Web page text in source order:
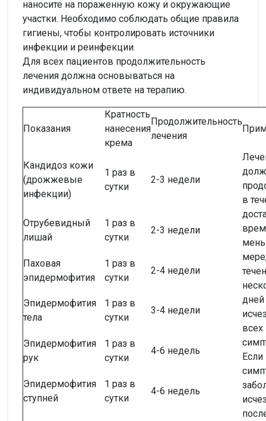
наносите на пораженную кожу и окружающие
участки. Необходимо соблюдать общие правила
гигиены, чтобы контролировать источники
инфекции и реинфекции.
Для всех пациентов продолжительность
лечения должна основываться на
индивидуальном ответе на терапию.
Показания
Кратность
нанесения
крема
Продолжительность
лечения
Кандидоз кожи
(дрожжевые
инфекции)
1 раз в
сутки
2-3 недели
в
всех
Если
Отрубевидный
лишай
1 раз в
сутки
2-3 недели
Паховая
эпидермофития
1 раз в
сутки
2-4 недели
Эпидермофития
тела
1 раз в
сутки
3-4 недели
Эпидермофития
рук
1 раз в
сутки
4-6 недель
Эпидермофития
ступней
1 раз в
сутки
4-6 недель